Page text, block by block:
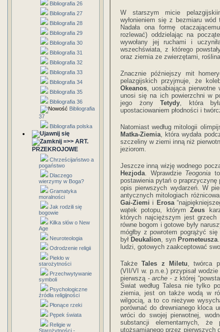
Bibliografia 26
Bibliografia 27
Bibliografia 28
Bibliografia 29
Bibliografia 30
Bibliografia 31
Bibliografia 32
Bibliografia 33
Bibliografia 34
Bibliografia 35
Bibliografia 36
Bibliografia
37
Bibliografia polska
=>> ART.
PRZEKROJOWE
Chrześcijaństwo a
pogaństwo
Dlaczego
wierzymy w Boga?
Gramatyka
moralności
Jak rodzili się
bogowie
Kilka słów o New
Age
Neuroteologia
Odrodzenie religii
Piekło w
starożytności
Przechwytywanie
symboli
Psychologiczne
źródła religijności
Płonące rzeki
Pępek świata
Religie w
Starożytności -
W starszym micie
wyłonieniem się z bezmiaru
Nadała ona formę
rozlewać) oddzielając na
wywołany jej ruchami i
wszechświata, z którego
oraz ziemia ze zwierzętami,
Znacznie późniejszy mit
pelazgijskich przyjmuje, że
Okeanos, uosabiająca
unosi się na ich powierzchni w
jego żonyTetydy, która
upostaciowaniem płodności i
Natomiast według mitologii
Matka-Ziemia, która wydała
szczeliny w ziemi inną niż
jeziorom.
Jeszcze inną wizję wodnego
Hezjoda. Wprawdzie Teogonia
postawienia pytań o praprzyczynę
opis pierwszych wydarzeń. W
antycznych mitologiach
Gai-Ziemi i Erosa
wątek potopu, którymZeus
których najcięższym jest
równe bogom i gotowe były
mógłby z powrotem pogrążyć
był Deukalion, syn Prometeusza
ludzi, gotowych zaakceptować
TakżeTales z Miletu, twórca
(VII/VI w. p.n.e.) przypisał
pierwszą -arche - z której
Świat według Talesa nie tylko
ziemia, jest on także wodą w
wilgocią, a to co nieżywe
porównać do drewnianego kloca
wróci do swojej pierwotnej,
substancji elementarnych, że
utożsamianego przez pierwszych